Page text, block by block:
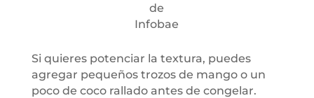
de
Infobae
Si quieres potenciar la textura, puedes
agregar pequeños trozos de mango o un
poco de coco rallado antes de congelar.